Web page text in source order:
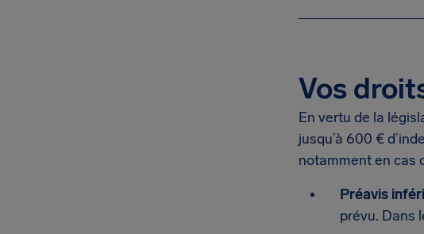
Vos
En vertu de la
jusqu’à 600 €
notamment en cas
Préavis
prévu. Dans